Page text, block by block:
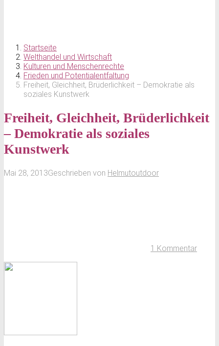
Startseite
Welthandel und Wirtschaft
Kulturen und Menschenrechte
Frieden und Potentialentfaltung
Freiheit, Gleichheit, Brüderlichkeit – Demokratie als
soziales Kunstwerk
Freiheit, Gleichheit, Brüderlichkeit
– Demokratie als soziales
Kunstwerk
Mai 28, 2013Geschrieben von Helmutoutdoor
1 Kommentar